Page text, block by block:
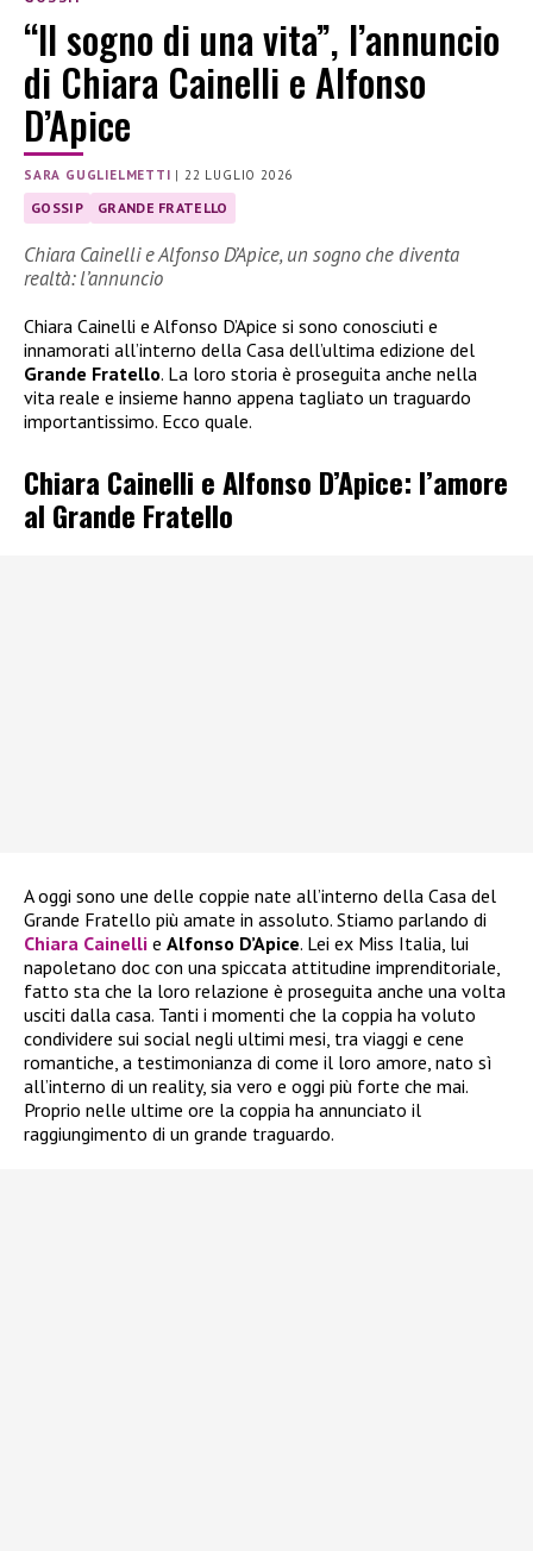
“Il sogno di una vita”, l’annuncio
di Chiara Cainelli e Alfonso
D’Apice
SARA GUGLIELMETTI | 22 LUGLIO 2026
GOSSIP GRANDE FRATELLO
Chiara Cainelli e Alfonso D’Apice, un sogno che diventa
realtà: l’annuncio
Chiara Cainelli e Alfonso D’Apice si sono conosciuti e
innamorati all’interno della Casa dell’ultima edizione del
Grande Fratello. La loro storia è proseguita anche nella
vita reale e insieme hanno appena tagliato un traguardo
importantissimo. Ecco quale.
Chiara Cainelli e Alfonso D’Apice: l’amore
al Grande Fratello
A oggi sono une delle coppie nate all’interno della Casa del
Grande Fratello più amate in assoluto. Stiamo parlando di
Chiara Cainelli e Alfonso D’Apice. Lei ex Miss Italia, lui
napoletano doc con una spiccata attitudine imprenditoriale,
fatto sta che la loro relazione è proseguita anche una volta
usciti dalla casa. Tanti i momenti che la coppia ha voluto
condividere sui social negli ultimi mesi, tra viaggi e cene
romantiche, a testimonianza di come il loro amore, nato sì
all’interno di un reality, sia vero e oggi più forte che mai.
Proprio nelle ultime ore la coppia ha annunciato il
raggiungimento di un grande traguardo.